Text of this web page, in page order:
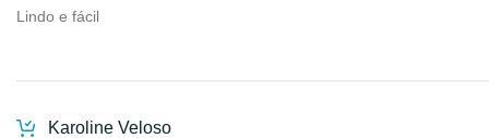
Lindo e fácil
Karoline Veloso